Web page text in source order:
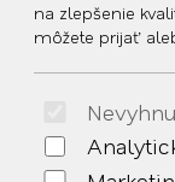
na zlepšenie
môžete prijať
045/678 70
Social
Facebook
© 2026